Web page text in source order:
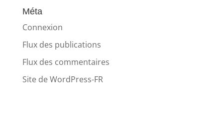
Méta
Connexion
Flux des publications
Flux des commentaires
Site de WordPress-FR